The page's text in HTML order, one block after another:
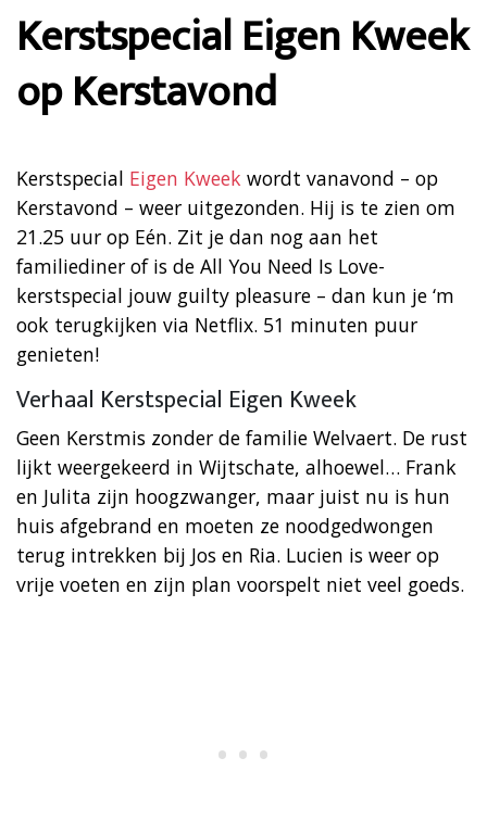
Kerstspecial Eigen Kweek
op Kerstavond
Kerstspecial Eigen Kweek wordt vanavond – op
Kerstavond – weer uitgezonden. Hij is te zien om
21.25 uur op Eén. Zit je dan nog aan het
familiediner of is de All You Need Is Love-
kerstspecial jouw guilty pleasure – dan kun je ‘m
ook terugkijken via Netflix. 51 minuten puur
genieten!
Verhaal Kerstspecial Eigen Kweek
Geen Kerstmis zonder de familie Welvaert. De rust
lijkt weergekeerd in Wijtschate, alhoewel… Frank
en Julita zijn hoogzwanger, maar juist nu is hun
huis afgebrand en moeten ze noodgedwongen
terug intrekken bij Jos en Ria. Lucien is weer op
vrije voeten en zijn plan voorspelt niet veel goeds.